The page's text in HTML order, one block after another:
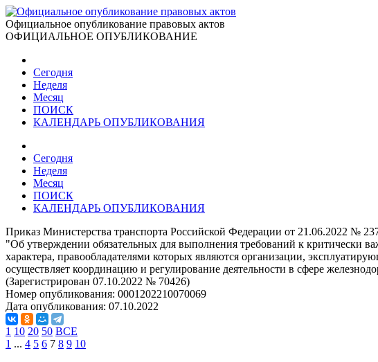
Официальное опубликование правовых актов
ОФИЦИАЛЬНОЕ ОПУБЛИКОВАНИЕ
Сегодня
Неделя
Месяц
ПОИСК
КАЛЕНДАРЬ ОПУБЛИКОВАНИЯ
Сегодня
Неделя
Месяц
ПОИСК
КАЛЕНДАРЬ ОПУБЛИКОВАНИЯ
Приказ Министерства транспорта Российской Федерации от 21.06.2022 №
"Об утверждении обязательных для выполнения требований к критически
характера, правообладателями которых являются организации,
осуществляет координацию и регулирование деятельности в сфере
(Зарегистрирован 07.10.2022 № 70426)
Номер опубликования: 0001202210070069
Дата опубликования: 07.10.2022
1 10 20 50 ВСЕ
1 ... 4 5 6 7 8 9 10